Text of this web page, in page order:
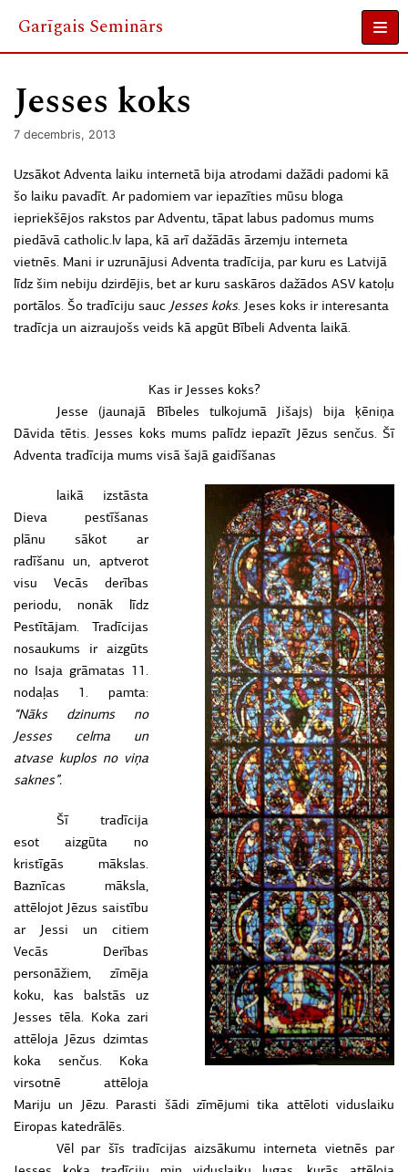
Skip
content
Garīgais Seminārs
Jesses koks
7 decembris, 2013
Uzsākot Adventa laiku internetā bija atrodami dažādi padomi kā
šo laiku pavadīt. Ar padomiem var iepazīties mūsu bloga
iepriekšējos rakstos par Adventu, tāpat labus padomus mums
piedāvā catholic.lv lapa, kā arī dažādās ārzemju interneta
vietnēs. Mani ir uzrunājusi Adventa tradīcija, par kuru es Latvijā
līdz šim nebiju dzirdējis, bet ar kuru saskāros dažādos ASV katoļu
portālos. Šo tradīciju sauc Jesses koks. Jeses koks ir interesanta
tradīcja un aizraujošs veids kā apgūt Bībeli Adventa laikā.
Kas ir Jesses koks?
Jesse (jaunajā Bībeles tulkojumā Jišajs) bija ķēniņa
Dāvida tētis. Jesses koks mums palīdz iepazīt Jēzus senčus. Šī
Adventa tradīcija mums visā šajā gaidīšanas
laikā izstāsta
Dieva pestīšanas
plānu sākot ar
radīšanu un, aptverot
visu Vecās derības
periodu, nonāk līdz
Pestītājam. Tradīcijas
nosaukums ir aizgūts
no Isaja grāmatas 11.
nodaļas 1. pamta:
“Nāks dzinums no
Jesses celma un
atvase kuplos no viņa
saknes”.
Šī tradīcija
esot aizgūta no
kristīgās mākslas.
Baznīcas māksla,
attēlojot Jēzus saistību
ar Jessi un citiem
Vecās Derības
personāžiem, zīmēja
koku, kas balstās uz
Jesses tēla. Koka zari
attēloja Jēzus dzimtas
koka senčus. Koka
virsotnē attēloja
Mariju un Jēzu. Parasti šādi zīmējumi tika attēloti viduslaiku
Eiropas katedrālēs.
Vēl par šīs tradīcijas aizsākumu interneta vietnēs par